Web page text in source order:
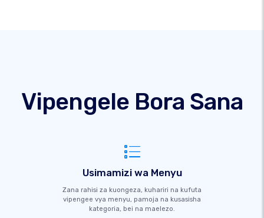
Vipengele Bora Sana
Usimamizi wa Menyu
Zana rahisi za kuongeza, kuhariri na kufuta
vipengee vya menyu, pamoja na kusasisha
kategoria, bei na maelezo.